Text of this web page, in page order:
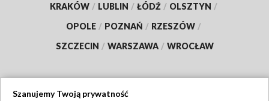
KRAKÓW / LUBLIN / ŁÓDŹ / OLSZTYN /
OPOLE / POZNAŃ / RZESZÓW /
SZCZECIN / WARSZAWA / WROCŁAW
Szanujemy Twoją prywatność